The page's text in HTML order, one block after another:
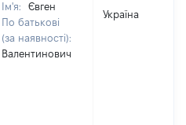
Ім'я:
Євген
По батькові
(за наявності):
Валентинович
Україна